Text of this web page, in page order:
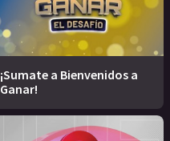
¡Sumate a Bienvenidos a
Ganar!